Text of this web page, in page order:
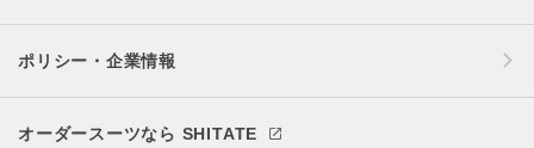
ポリシー・企業情報
オーダースーツなら SHITATE